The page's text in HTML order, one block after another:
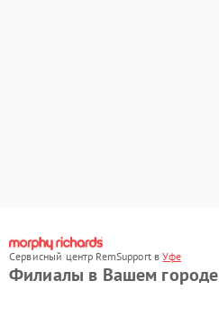
Сервисный центр RemSupport вУфе
Филиалы в Вашем городе